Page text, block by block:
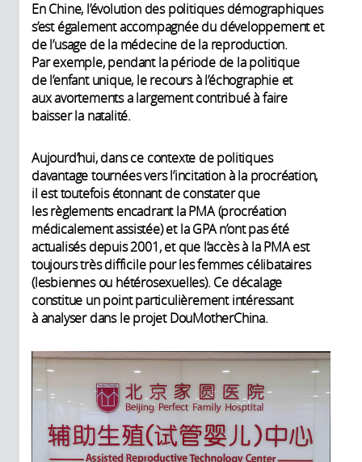
En Chine, l’évolution des politiques démographiques
s’est également accompagnée du développement et
de l’usage de la médecine de la reproduction.
Par exemple, pendant la période de la politique
de l’enfant unique, le recours à l’échographie et
aux avortements a largement contribué à faire
baisser la natalité.
Aujourd’hui, dans ce contexte de politiques
davantage tournées vers l’incitation à la procréation,
il est toutefois étonnant de constater que
les règlements encadrant la PMA (procréation
médicalement assistée) et la GPA n’ont pas été
actualisés depuis 2001, et que l’accès à la PMA est
toujours très difficile pour les femmes célibataires
(lesbiennes ou hétérosexuelles). Ce décalage
constitue un point particulièrement intéressant
à analyser dans le projet DouMotherChina.